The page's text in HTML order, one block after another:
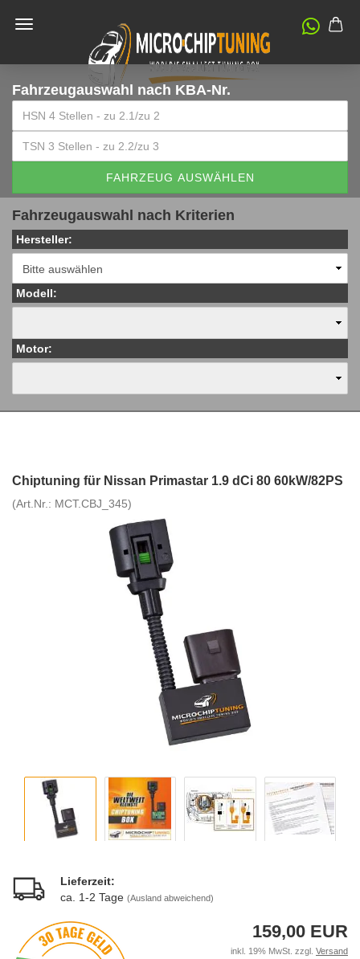
Fahrzeugauswahl nach KBA-Nr.
FAHRZEUG AUSWÄHLEN
Fahrzeugauswahl nach Kriterien
Hersteller:
Modell:
Motor:
Chiptuning für Nissan Primastar 1.9 dCi 80 60kW/82PS
(Art.Nr.: MCT.CBJ_345)
Lieferzeit:
ca. 1-2 Tage (Ausland abweichend)
159,00 EUR
inkl. 19% MwSt. zzgl. Versand